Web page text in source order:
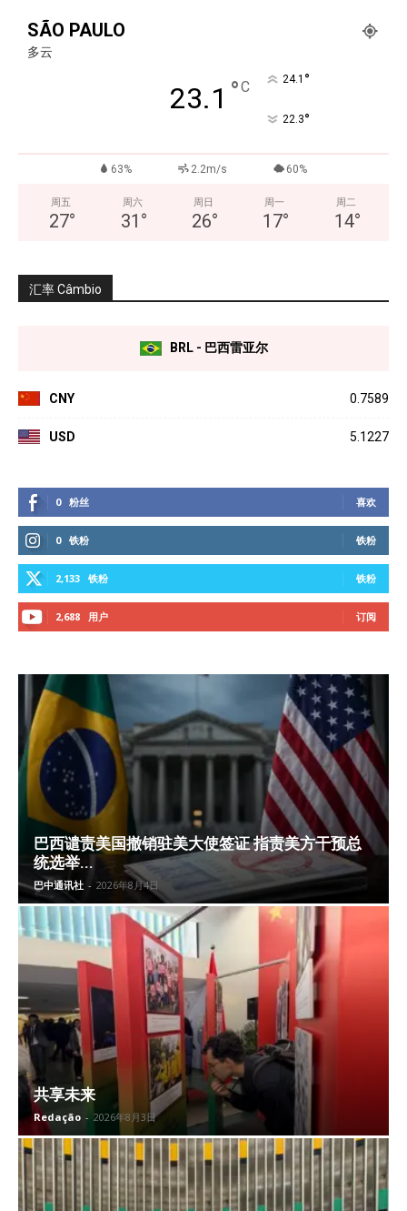
SÃO PAULO
多云
23.1 °C 24.1 °
22.3°
63% 2.2m/s 60%
周五
27°
周六
31 °
周日
26°
周一
17°
周二
14°
汇率 Câmbio
BRL - 巴西雷亚尔
CNY 0.7589
USD 5.1227
0 粉丝 喜欢
0 铁粉 铁粉
2,133 铁粉 铁粉
2,688 用户 订阅
巴西谴责美国撤销驻美大使签证 指责美方干预总
统选举...
巴中通讯社 - 2026年8月4日
共享未来
Redação - 2026年8月3日